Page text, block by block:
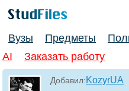
Вузы Предметы
AI
Заказать работу
Добавил:KozyrUA